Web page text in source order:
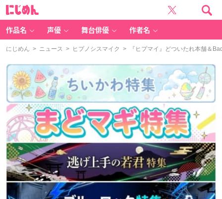
作品名 声優 舞台俳優 作者名
にじめん > ニュース > ヒプノシスマイク > 『ヒプマイ』どついたれ本舗＆